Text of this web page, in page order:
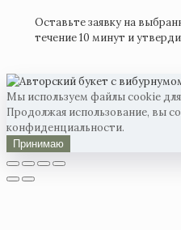
Оставьте заявку на
течение 10 минут и
Мы используем файлы cookie
Продолжая использование, вы
конфиденциальности.
Принимаю